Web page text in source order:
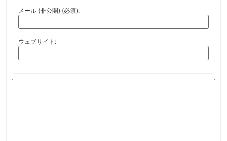
メール (非公開) (必須):
ウェブサイト: